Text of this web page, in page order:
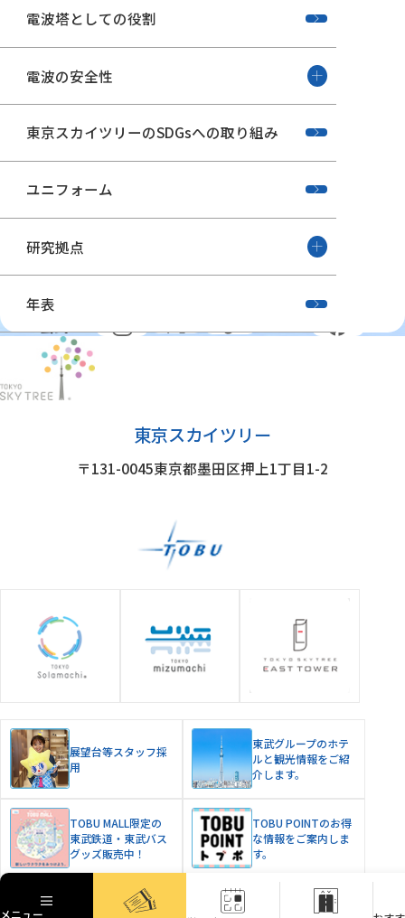
メニュー
メニュー
電波塔としての役割
電波の安全性
東京スカイツリーのSDGsへの取り組み
ユニフォーム
研究拠点
年表
東京スカイツリー
〒131-0045東京都墨田区押上1丁目1-2
展望台等スタッフ採
用
東武グループのホテ
ルと観光情報をご紹
介します。
TOBU MALL限定の
東武鉄道・東武バス
グッズ販売中！
TOBU POINTのお得
な情報をご案内しま
す。
© TOBU RAILWAY CO.,LTD. & TOBU TOWER SKYTREE Co., Ltd.
東京スカイツリー、スカイツリー、TOKYO SKYTREE、SKYTREEは、